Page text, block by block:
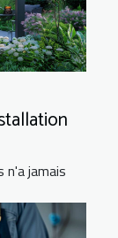
n'a jamais